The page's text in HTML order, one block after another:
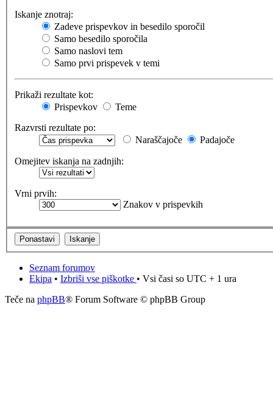
Iskanje znotraj:
Zadeve prispevkov in besedilo sporočil
Samo besedilo sporočila
Samo naslovi tem
Samo prvi prispevek v temi
Prikaži rezultate kot:
Prispevkov
Teme
Razvrsti rezultate po:
Naraščajoče
Padajoče
Omejitev iskanja na zadnjih:
Vrni prvih:
Znakov v prispevkih
Seznam forumov
Ekipa • Izbriši vse piškotke • Vsi časi so UTC + 1 ura
Teče na phpBB® Forum Software © phpBB Group